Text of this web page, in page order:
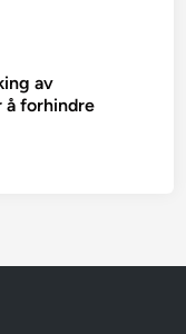
av
forhindre